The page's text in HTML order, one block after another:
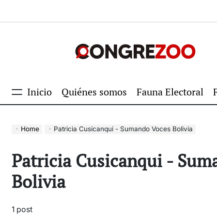
MenuInicio Quiénes somos Fauna Electoral
Home Patricia Cusicanqui - Sumando Voces Bolivia
Patricia Cusicanqui -
Bolivia
1 post